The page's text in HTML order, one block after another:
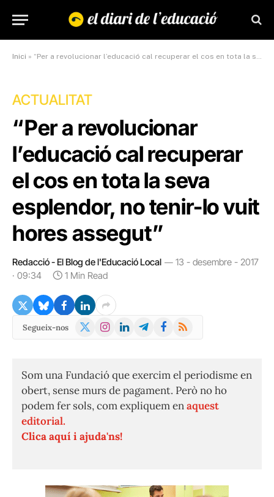
Inici » “Per a revolucionar l’educació cal recuperar el cos en tota la seva esplendor, no tenir-lo vuit hores assegut”
ACTUALITAT
“Per a revolucionar
l’educació cal recuperar
el cos en tota la seva
esplendor, no tenir-lo vuit
hores assegut”
Redacció - El Blog de l'Educació Local
13 - desembre - 2017
· 09:34
1 Min Read
Segueix-nos
X
Instagram
LinkedInTelegramFacebook
RSS
Som una Fundació que exercim el periodisme en
obert, sense murs de pagament. Però no ho
podem fer sols, com expliquem enaquest
editorial.
Clica aquí i ajuda'ns!